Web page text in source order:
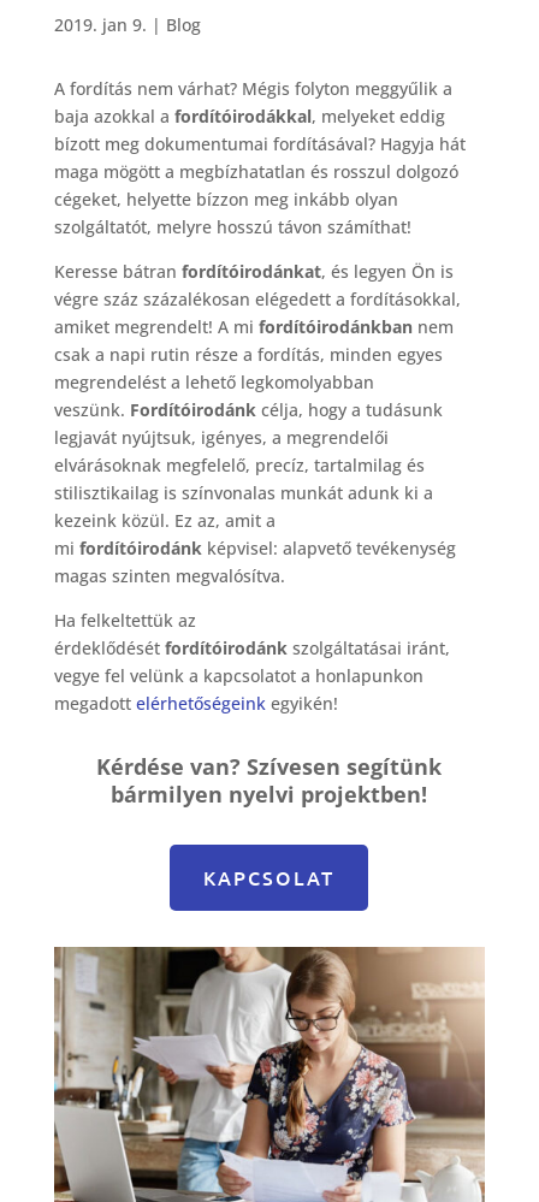
2019. jan 9. | Blog
A fordítás nem várhat? Mégis folyton meggyűlik a
baja azokkal a fordítóirodákkal, melyeket eddig
bízott meg dokumentumai fordításával? Hagyja hát
maga mögött a megbízhatatlan és rosszul dolgozó
cégeket, helyette bízzon meg inkább olyan
szolgáltatót, melyre hosszú távon számíthat!
Keresse bátran fordítóirodánkat, és legyen Ön is
végre száz százalékosan elégedett a fordításokkal,
amiket megrendelt! A mi fordítóirodánkbannem
csak a napi rutin része a fordítás, minden egyes
megrendelést a lehető legkomolyabban
veszünk. Fordítóirodánkcélja, hogy a tudásunk
legjavát nyújtsuk, igényes, a megrendelői
elvárásoknak megfelelő, precíz, tartalmilag és
stilisztikailag is színvonalas munkát adunk ki a
kezeink közül. Ez az, amit a
mi fordítóirodánk képvisel: alapvető tevékenység
magas szinten megvalósítva.
Ha felkeltettük az
érdeklődését fordítóirodánk szolgáltatásai iránt,
vegye fel velünk a kapcsolatot a honlapunkon
megadott elérhetőségeinkegyikén!
Kérdése van? Szívesen segítünk
bármilyen nyelvi projektben!
KAPCSOLAT